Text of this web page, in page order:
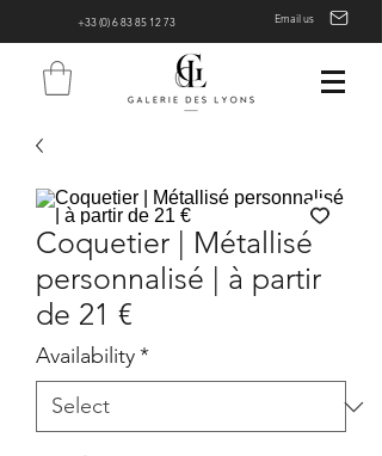
+33 (0) 6 83 85 12 73 Email us
Coquetier | Métallisé
personnalisé | à partir
de 21 €
Availability*